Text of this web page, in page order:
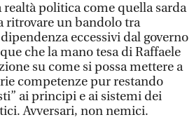
politica come quella sarda
ritrovare un bandolo tra
eccessivi dal governo
che la mano tesa di Raffaele
su come si possa mettere a
competenze pur restando
ai principi e ai sistemi dei
Avversari, non nemici.